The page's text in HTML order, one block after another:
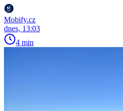
Mobify.cz
dnes, 13:03
4 min